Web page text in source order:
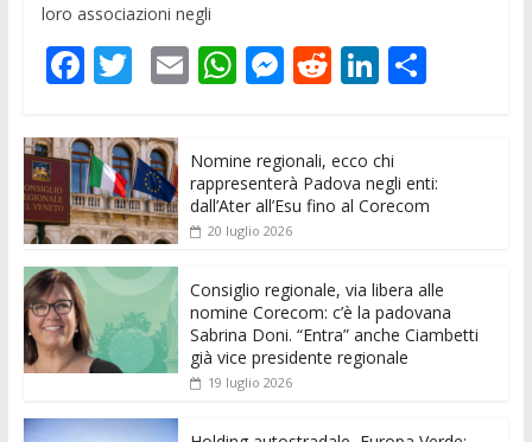
loro associazioni negli
F
e
b
o
o
k
T
itt
er
E
l
W
s
A
p
p
M
ss
e
n
er
R
di
t
Li
k
e
dI
C
di
vi
Nomine regionali, ecco chi
rappresenterà Padova negli enti:
dall’Ater all’Esu fino al Corecom
20 luglio 2026
Consiglio regionale, via libera alle
nomine Corecom: c’è la padovana
Sabrina Doni. “Entra” anche Ciambetti
già vice presidente regionale
19 luglio 2026